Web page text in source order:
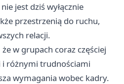
jest dziś wyłącznie
przestrzenią do ruchu,
relacji.
w grupach coraz częściej
i różnymi trudnościami
wymagania wobec kadry.